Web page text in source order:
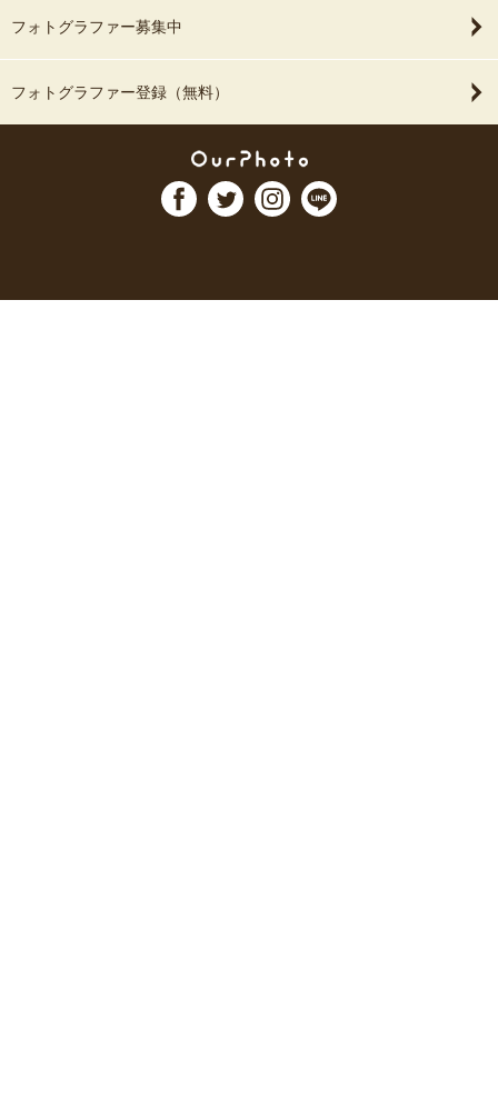
フォトグラファー募集中
フォトグラファー登録（無料）